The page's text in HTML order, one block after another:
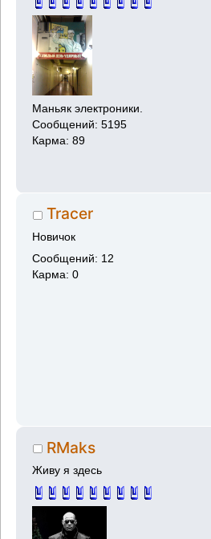
Маньяк электроники.
Сообщений: 5195
Карма: 89
Tracer
Новичок
Сообщений: 12
Карма: 0
RMaks
Живу я здесь